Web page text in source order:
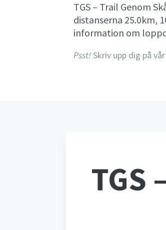
TGS – Trail Genom
distanserna 25.0km,
information om
Psst!Skriv upp dig på
TGS